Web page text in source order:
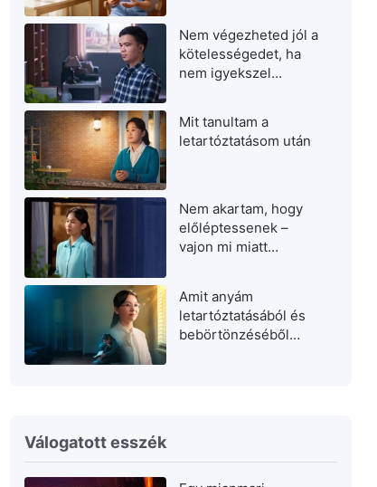
Nem végezheted jól a
kötelességedet, ha
nem igyekszel
Mit tanultam a
letartóztatásom után
Nem akartam, hogy
előléptessenek –
vajon mi miatt
Amit anyám
letartóztatásából és
bebörtönzéséből
Válogatott esszék